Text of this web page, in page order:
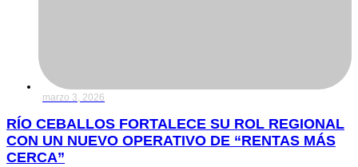
marzo 3, 2026
RÍO CEBALLOS FORTALECE SU ROL REGIONAL
CON UN NUEVO OPERATIVO DE “RENTAS MÁS
CERCA”